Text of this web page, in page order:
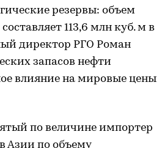
резервы: объем
113,6 млн куб. м в
директор РГО Роман
запасов нефти
влияние на мировые цены
по величине импортер
Азии по объему